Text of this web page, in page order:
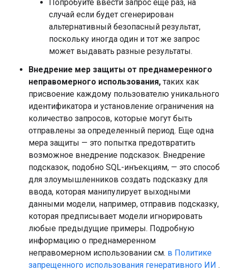
Попробуйте ввести запрос еще раз, на
случай если будет сгенерирован
альтернативный безопасный результат,
поскольку иногда один и тот же запрос
может выдавать разные результаты.
Внедрение мер защиты от преднамеренного
неправомерного использования, таких как
присвоение каждому пользователю уникального
идентификатора и установление ограничения на
количество запросов, которые могут быть
отправлены за определенный период. Еще одна
мера защиты — это попытка предотвратить
возможное внедрение подсказок. Внедрение
подсказок, подобно SQL-инъекциям, — это способ
для злоумышленников создать подсказку для
ввода, которая манипулирует выходными
данными модели, например, отправив подсказку,
которая предписывает модели игнорировать
любые предыдущие примеры. Подробную
информацию о преднамеренном
неправомерном использовании см. в Политике
запрещенного использования генеративного ИИ .